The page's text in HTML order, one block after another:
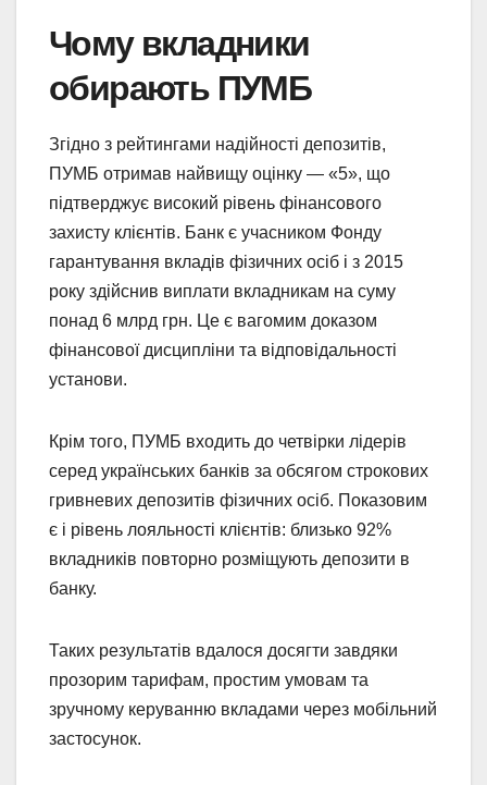
Чому вкладники
обирають ПУМБ
Згідно з рейтингами надійності депозитів,
ПУМБ отримав найвищу оцінку — «5», що
підтверджує високий рівень фінансового
захисту клієнтів. Банк є учасником Фонду
гарантування вкладів фізичних осіб і з 2015
року здійснив виплати вкладникам на суму
понад 6 млрд грн. Це є вагомим доказом
фінансової дисципліни та відповідальності
установи.
Крім того, ПУМБ входить до четвірки лідерів
серед українських банків за обсягом строкових
гривневих депозитів фізичних осіб. Показовим
є і рівень лояльності клієнтів: близько 92%
вкладників повторно розміщують депозити в
банку.
Таких результатів вдалося досягти завдяки
прозорим тарифам, простим умовам та
зручному керуванню вкладами через мобільний
застосунок.